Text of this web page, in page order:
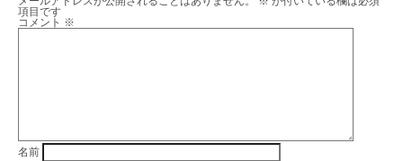
項目です
コメント ※
名前